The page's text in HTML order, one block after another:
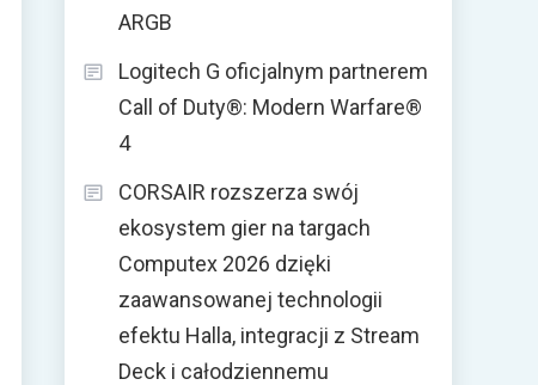
ARGB
Logitech G oficjalnym partnerem
Call of Duty®: Modern Warfare®
4
CORSAIR rozszerza swój
ekosystem gier na targach
Computex 2026 dzięki
zaawansowanej technologii
efektu Halla, integracji z Stream
Deck i całodziennemu